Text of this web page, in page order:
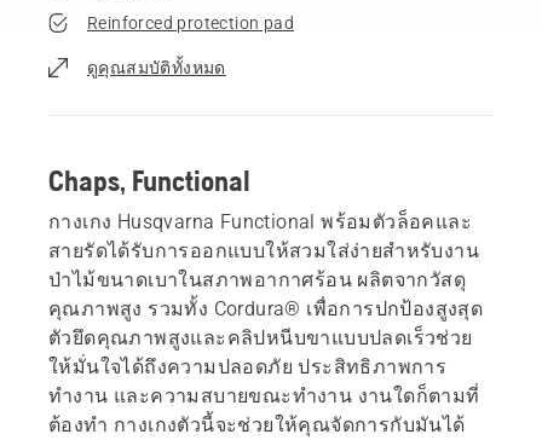
Reinforced protection pad
ดูคุณสมบัติทั้งหมด
Chaps, Functional
กางเกง Husqvarna Functional พร้อมตัวล็อคและ
สายรัดได้รับการออกแบบให้สวมใส่ง่ายสำหรับงาน
ป่าไม้ขนาดเบาในสภาพอากาศร้อน ผลิตจากวัสดุ
คุณภาพสูง รวมทั้ง Cordura® เพื่อการปกป้องสูงสุด
ตัวยึดคุณภาพสูงและคลิปหนีบขาแบบปลดเร็วช่วย
ให้มั่นใจได้ถึงความปลอดภัย ประสิทธิภาพการ
ทำงาน และความสบายขณะทำงาน งานใดก็ตามที่
ต้องทำ กางเกงตัวนี้จะช่วยให้คุณจัดการกับมันได้